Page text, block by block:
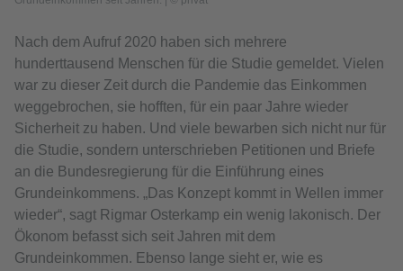
Nach dem Aufruf 2020 haben sich mehrere
hunderttausend Menschen für die Studie gemeldet. Vielen
war zu dieser Zeit durch die Pandemie das Einkommen
weggebrochen, sie hofften, für ein paar Jahre wieder
Sicherheit zu haben. Und viele bewarben sich nicht nur für
die Studie, sondern unterschrieben Petitionen und Briefe
an die Bundesregierung für die Einführung eines
Grundeinkommens. „Das Konzept kommt in Wellen immer
wieder“, sagt Rigmar Osterkamp ein wenig lakonisch. Der
Ökonom befasst sich seit Jahren mit dem
Grundeinkommen. Ebenso lange sieht er, wie es